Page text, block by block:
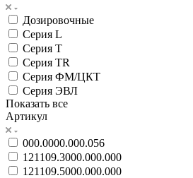
Дозировочные
Серия L
Серия T
Серия TR
Серия ФМ/ЦКТ
Серия ЭВЛ
Показать все
Артикул
000.0000.000.056
121109.3000.000.000
121109.5000.000.000